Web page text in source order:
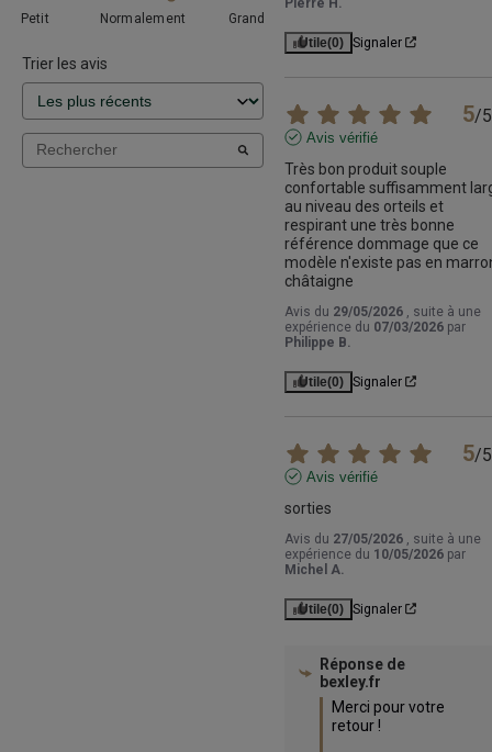
Petit Normalement Grand
Trier les avis
Utile(0) Signaler
5/5
Avis vérifié
Très bon produit souple
confortable suffisamment
au niveau des orteils et
respirant une très bonne
référence dommage que ce
modèle n'existe pas en
châtaigne
Avis du 29/05/2026
, suite à une
expérience du 07/03/2026 par
Philippe B.
Utile(0) Signaler
5/5
Avis vérifié
sorties
Avis du 27/05/2026
, suite à une
expérience du 10/05/2026 par
Michel A.
Utile(0) Signaler
Réponse de
bexley.fr
Merci pour votre
retour !